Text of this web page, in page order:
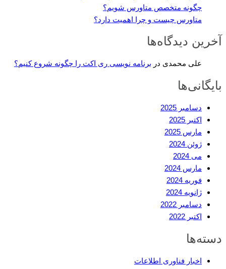
چگونه متخصص متاورس شویم؟
متاورس چیست و چرا اهمیت دارد؟
آخرین دیدگاه‌ها
علی محمدی در برنامه نویسی ری اکت را چگونه شروع کنیم؟
بایگانی‌ها
دسامبر 2025
اکتبر 2025
مارس 2025
ژوئن 2024
می 2024
مارس 2024
فوریه 2024
ژانویه 2024
دسامبر 2022
اکتبر 2022
دسته‌ها
اخبار فناوری اطلاعات